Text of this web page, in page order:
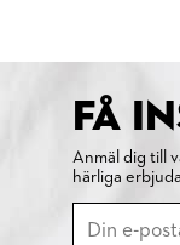
FÅ
Anmäl dig till
härliga